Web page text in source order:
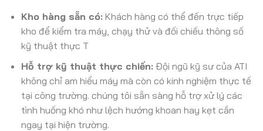
Kho hàng sẵn có: Khách hàng có thể đến trực tiếp
kho để kiểm tra máy, chạy thử và đối chiếu thông số
kỹ thuật thực T
Hỗ trợ kỹ thuật thực chiến: Đội ngũ kỹ sư của ATI
không chỉ am hiểu máy mà còn có kinh nghiệm thực tế
tại công trường. chúng tôi sẵn sàng hỗ trợ xử lý các
tình huống khó như lệch hướng khoan hay kẹt cần
ngay tại hiện trường.